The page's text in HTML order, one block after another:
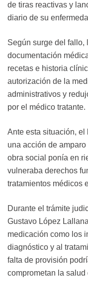
de tiras reactivas y
diario de su
Según surge del fallo,
documentación
recetas e historia
autorización de la
administrativos y
por el médico tratante.
Ante esta situación,
una acción de
obra social ponía en
vulneraba derechos
tratamientos médicos
Durante el trámite
Gustavo López
medicación como los
diagnóstico y al
falta de provisión
comprometan la salud